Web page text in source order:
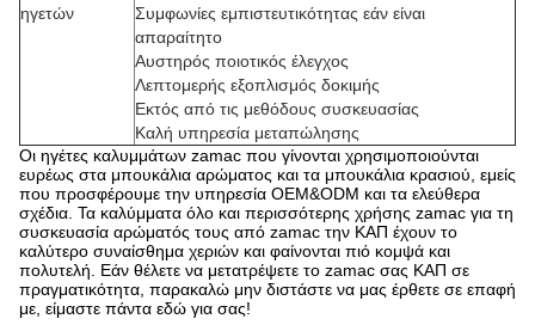
ηγετών
Συμφωνίες εμπιστευτικότητας εάν είναι
απαραίτητο
Αυστηρός ποιοτικός έλεγχος
Λεπτομερής εξοπλισμός δοκιμής
Εκτός από τις μεθόδους συσκευασίας
Καλή υπηρεσία μεταπώλησης
Οι ηγέτες καλυμμάτων zamac που γίνονται χρησιμοποιούνται
ευρέως στα μπουκάλια αρώματος και τα μπουκάλια κρασιού, εμείς
που προσφέρουμε την υπηρεσία OEM&ODM και τα ελεύθερα
σχέδια. Τα καλύμματα όλο και περισσότερης χρήσης zamac για τη
συσκευασία αρώματός τους από zamac την ΚΑΠ έχουν το
καλύτερο συναίσθημα χεριών και φαίνονται πιό κομψά και
πολυτελή. Εάν θέλετε να μετατρέψετε το zamac σας ΚΑΠ σε
πραγματικότητα, παρακαλώ μην διστάστε να μας έρθετε σε επαφή
με, είμαστε πάντα εδώ για σας!